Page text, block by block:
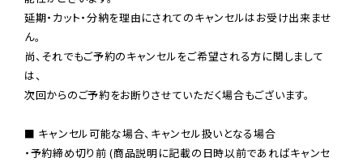
延期・カット・分納を理由にされてのキャンセルはお受け出来ませ
ん。
尚、それでもご予約のキャンセルをご希望される方に関しまして
は、
次回からのご予約をお断りさせていただく場合もございます。
■ キャンセル可能な場合、キャンセル扱いとなる場合
・予約締め切り前 (商品説明に記載の日時以前であればキャンセ